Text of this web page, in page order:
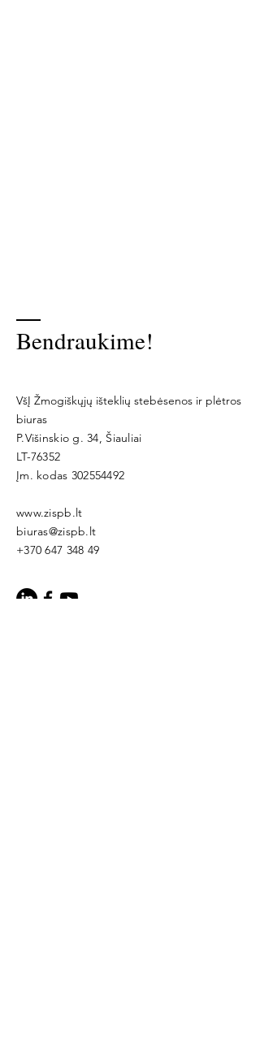
Bendraukime!
VšĮ Žmogiškųjų išteklių stebėsenos ir plėtros
biuras
P.Višinskio g. 34, Šiauliai
LT-76352
Įm. kodas 302554492
www.zispb.lt
biuras@zispb.lt
+370 647 348 49